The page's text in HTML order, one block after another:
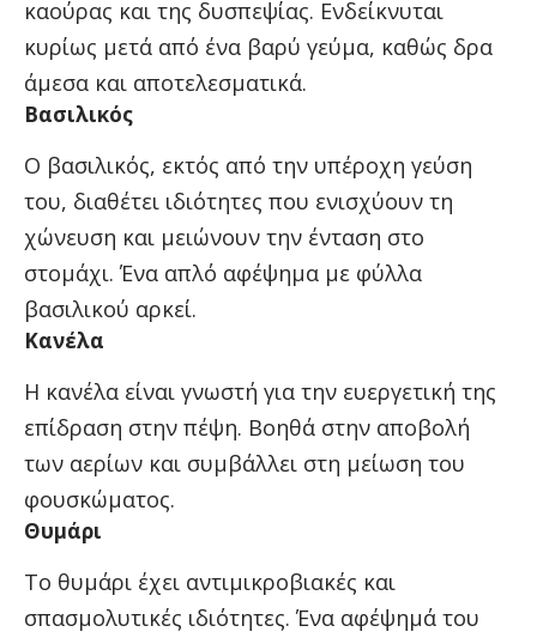
καούρας και της δυσπεψίας. Ενδείκνυται
κυρίως μετά από ένα βαρύ γεύμα, καθώς δρα
άμεσα και αποτελεσματικά.
Βασιλικός
Ο βασιλικός, εκτός από την υπέροχη γεύση
του, διαθέτει ιδιότητες που ενισχύουν τη
χώνευση και μειώνουν την ένταση στο
στομάχι. Ένα απλό αφέψημα με φύλλα
βασιλικού αρκεί.
Κανέλα
Η κανέλα είναι γνωστή για την ευεργετική της
επίδραση στην πέψη. Βοηθά στην αποβολή
των αερίων και συμβάλλει στη μείωση του
φουσκώματος.
Θυμάρι
Το θυμάρι έχει αντιμικροβιακές και
σπασμολυτικές ιδιότητες. Ένα αφέψημά του